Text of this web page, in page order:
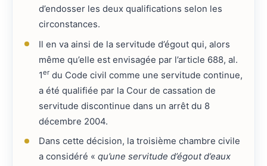
d’endosser les deux qualifications selon les
circonstances.
Il en va ainsi de la servitude d’égout qui, alors
même qu’elle est envisagée par l’article 688, al.
1erdu Code civil comme une servitude continue,
a été qualifiée par la Cour de cassation de
servitude discontinue dans un arrêt du 8
décembre 2004.
Dans cette décision, la troisième chambre civile
a considéré « qu’une servitude d’égout d’eaux